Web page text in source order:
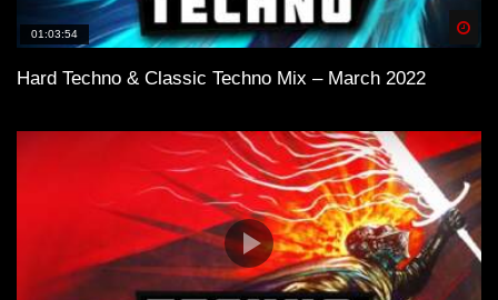
01:03:54
Hard Techno & Classic Techno Mix – March 2022